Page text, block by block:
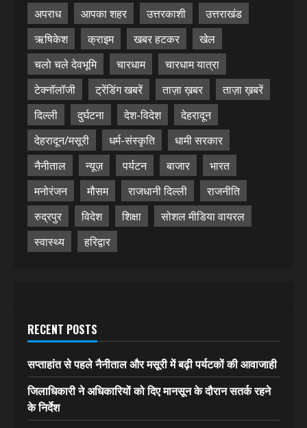
अपराध
आपका शहर उत्तरकाशी
उत्तराखंड
ऋषिकेश
क्राइम खबर हटकर
खेल
चलो चले देवभूमि
चारधाम
चारधाम यात्रा
टेक्नॉलॉजी
ट्रेंडिंग खबरें ताज़ा ख़बर
ताज़ा ख़बरें
दिल्ली
दुर्घटना देश-विदेश
देहरादून
देहरादून/मसूरी
धर्म-संस्कृति
धामी सरकार
नैनीताल
न्यूज़ पर्यटन बाजार
भारत
मनोरंजन
मौसम राजधानी दिल्ली
राजनीति
रुद्रपुर
विदेश शिक्षा
सोशल मीडिया वायरल
स्वास्थ्य
हरिद्वार
RECENT POSTS
सप्ताहांत से पहले नैनीताल और मसूरी में बढ़ी पर्यटकों की आवाजाही
जिलाधिकारी ने अधिकारियों को दिए मानसून के दौरान सतर्क रहने
के निर्देश